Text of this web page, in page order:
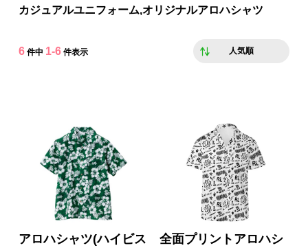
カジュアルユニフォーム,オリジナルアロハシャツ
6件中 1-6件表示 人気順
アロハシャツ(ハイビス
全面プリントアロハシ